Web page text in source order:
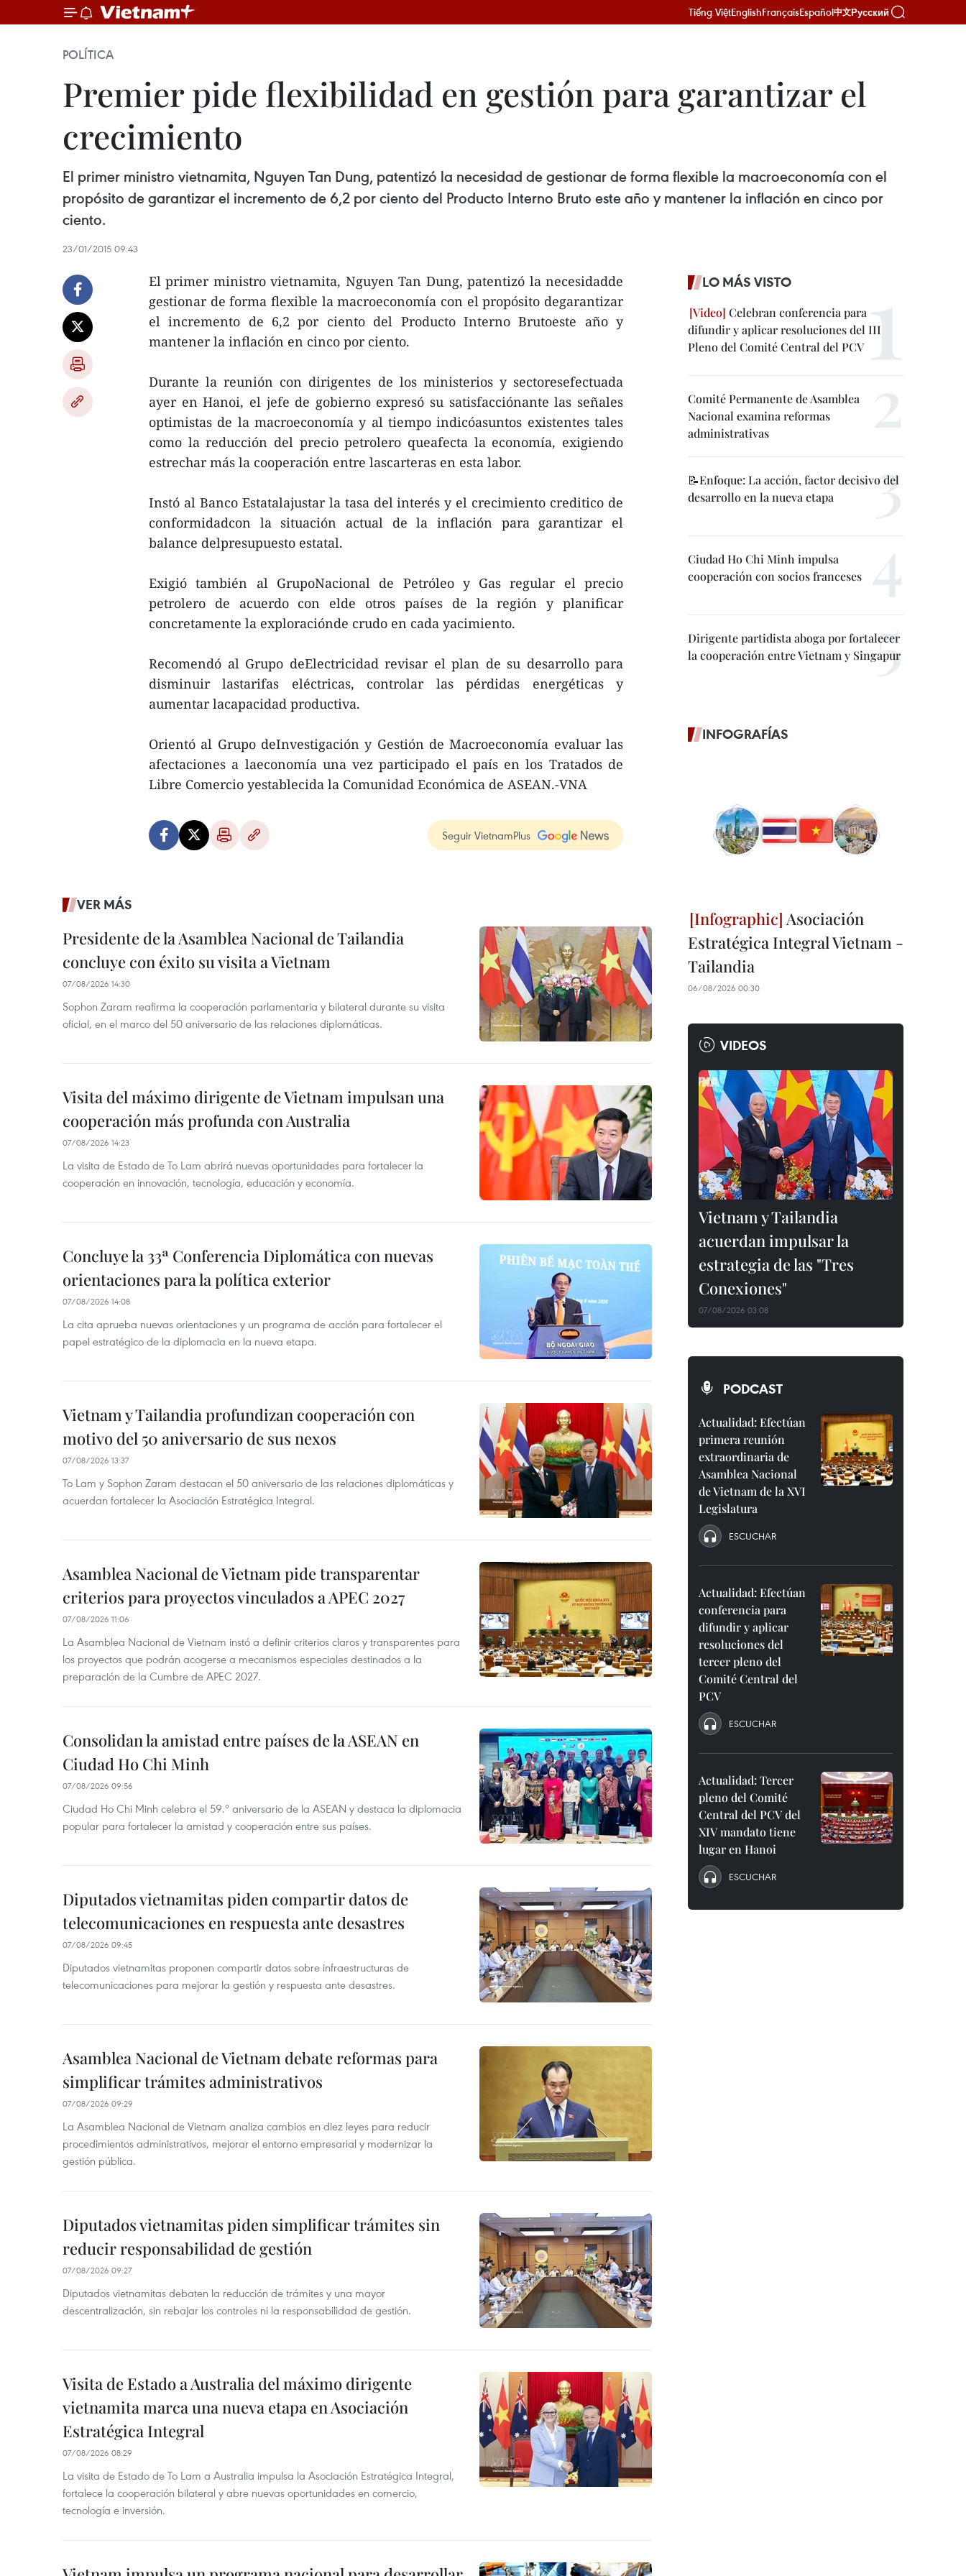
Tiếng ViệtEnglishFrançaisEspañol中文Русский
POLÍTICA
Premier pide flexibilidad en gestión para garantizar el
crecimiento
El primer ministro vietnamita, Nguyen Tan Dung, patentizó la necesidad de gestionar de forma flexible la macroeconomía con el
propósito de garantizar el incremento de 6,2 por ciento del Producto Interno Bruto este año y mantener la inflación en cinco por
ciento.
23/01/2015 09:43
El primer ministro vietnamita, Nguyen Tan Dung, patentizó la necesidadde
gestionar de forma flexible la macroeconomía con el propósito degarantizar
el incremento de 6,2 por ciento del Producto Interno Brutoeste año y
mantener la inflación en cinco por ciento.
Durante la reunión con dirigentes de los ministerios y sectoresefectuada
ayer en Hanoi, el jefe de gobierno expresó su satisfacciónante las señales
optimistas de la macroeconomía y al tiempo indicóasuntos existentes tales
como la reducción del precio petrolero queafecta la economía, exigiendo
estrechar más la cooperación entre lascarteras en esta labor.
Instó al Banco Estatalajustar la tasa del interés y el crecimiento creditico de
conformidadcon la situación actual de la inflación para garantizar el
balance delpresupuesto estatal.
Exigió también al GrupoNacional de Petróleo y Gas regular el precio
petrolero de acuerdo con elde otros países de la región y planificar
concretamente la exploraciónde crudo en cada yacimiento.
Recomendó al Grupo deElectricidad revisar el plan de su desarrollo para
disminuir lastarifas eléctricas, controlar las pérdidas energéticas y
aumentar lacapacidad productiva.
Orientó al Grupo deInvestigación y Gestión de Macroeconomía evaluar las
afectaciones a laeconomía una vez participado el país en los Tratados de
Libre Comercio yestablecida la Comunidad Económica de ASEAN.-VNA
Seguir VietnamPlus
VER MÁS
Presidente de la Asamblea Nacional de Tailandia
concluye con éxito su visita a Vietnam
07/08/2026 14:30
Sophon Zaram reafirma la cooperación parlamentaria y bilateral durante su visita
oficial, en el marco del 50 aniversario de las relaciones diplomáticas.
Visita del máximo dirigente de Vietnam impulsan una
cooperación más profunda con Australia
07/08/2026 14:23
La visita de Estado de To Lam abrirá nuevas oportunidades para fortalecer la
cooperación en innovación, tecnología, educación y economía.
Concluye la 33ª Conferencia Diplomática con nuevas
orientaciones para la política exterior
07/08/2026 14:08
La cita aprueba nuevas orientaciones y un programa de acción para fortalecer el
papel estratégico de la diplomacia en la nueva etapa.
Vietnam y Tailandia profundizan cooperación con
motivo del 50 aniversario de sus nexos
07/08/2026 13:37
To Lam y Sophon Zaram destacan el 50 aniversario de las relaciones diplomáticas y
acuerdan fortalecer la Asociación Estratégica Integral.
Asamblea Nacional de Vietnam pide transparentar
criterios para proyectos vinculados a APEC 2027
07/08/2026 11:06
La Asamblea Nacional de Vietnam instó a definir criterios claros y transparentes para
los proyectos que podrán acogerse a mecanismos especiales destinados a la
preparación de la Cumbre de APEC 2027.
Consolidan la amistad entre países de la ASEAN en
Ciudad Ho Chi Minh
07/08/2026 09:56
Ciudad Ho Chi Minh celebra el 59.º aniversario de la ASEAN y destaca la diplomacia
popular para fortalecer la amistad y cooperación entre sus países.
Diputados vietnamitas piden compartir datos de
telecomunicaciones en respuesta ante desastres
07/08/2026 09:45
Diputados vietnamitas proponen compartir datos sobre infraestructuras de
telecomunicaciones para mejorar la gestión y respuesta ante desastres.
Asamblea Nacional de Vietnam debate reformas para
simplificar trámites administrativos
07/08/2026 09:29
La Asamblea Nacional de Vietnam analiza cambios en diez leyes para reducir
procedimientos administrativos, mejorar el entorno empresarial y modernizar la
gestión pública.
Diputados vietnamitas piden simplificar trámites sin
reducir responsabilidad de gestión
07/08/2026 09:27
Diputados vietnamitas debaten la reducción de trámites y una mayor
descentralización, sin rebajar los controles ni la responsabilidad de gestión.
Visita de Estado a Australia del máximo dirigente
vietnamita marca una nueva etapa en Asociación
Estratégica Integral
07/08/2026 08:29
La visita de Estado de To Lam a Australia impulsa la Asociación Estratégica Integral,
fortalece la cooperación bilateral y abre nuevas oportunidades en comercio,
tecnología e inversión.
LO MÁS VISTO
Celebran conferencia para
difundir y aplicar resoluciones del III
Pleno del Comité Central del PCV
Comité Permanente de Asamblea
Nacional examina reformas
administrativas
📝Enfoque: La acción, factor decisivo del
desarrollo en la nueva etapa
Ciudad Ho Chi Minh impulsa
cooperación con socios franceses
Dirigente partidista aboga por fortalecer
la cooperación entre Vietnam y Singapur
INFOGRAFÍAS
Asociación
Estratégica Integral Vietnam -
Tailandia
06/08/2026 00:30
VIDEOS
Vietnam y Tailandia
acuerdan impulsar la
estrategia de las "Tres
Conexiones"
07/08/2026 03:08
PODCAST
Actualidad: Efectúan
primera reunión
extraordinaria de
Asamblea Nacional
de Vietnam de la XVI
Legislatura
ESCUCHAR
Actualidad: Efectúan
conferencia para
difundir y aplicar
resoluciones del
tercer pleno del
Comité Central del
PCV
ESCUCHAR
Actualidad: Tercer
pleno del Comité
Central del PCV del
XIV mandato tiene
lugar en Hanoi
ESCUCHAR